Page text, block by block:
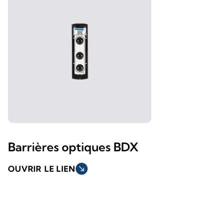
Barrières optiques BDX
OUVRIR LE LIEN south_east